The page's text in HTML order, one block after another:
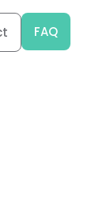
FAQ